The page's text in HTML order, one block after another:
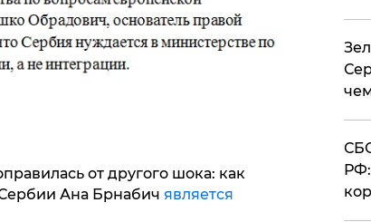
от другого шока: как
Ана Брнабич является